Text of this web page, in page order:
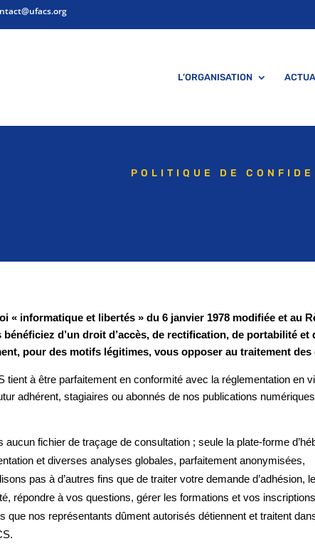
L’ORGANISATION
POLITIQUE DE
« informatique et libertés » du 6 janvier 1978 modifiée et au
bénéficiez d’un droit d’accès, de rectification, de portabilité
pour des motifs légitimes, vous opposer au traitement
tient à être parfaitement en conformité avec la réglementation en
adhérent, stagiaires ou abonnés de nos publications
aucun fichier de traçage de consultation ; seule la plate-forme
et diverses analyses globales, parfaitement anonymisées,
pas à d’autres fins que de traiter votre demande
répondre à vos questions, gérer les formations et vos
que nos représentants dûment autorisés détiennent et traitent